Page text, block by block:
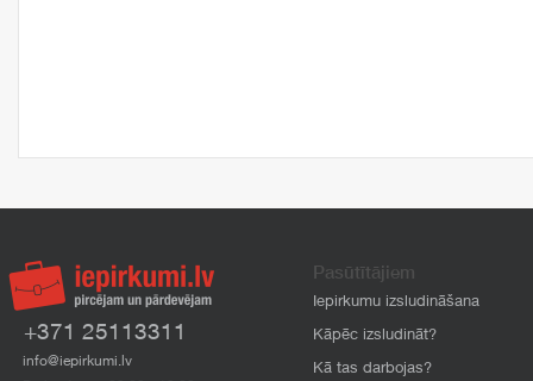
+371 25113311
info@iepirkumi.lv
Pasūtītājiem
Iepirkumu izsludināšana
Kāpēc izsludināt?
Kā tas darbojas?